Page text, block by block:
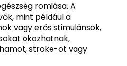
romlása. A
mint például a
vagy erős stimulánsok,
okozhatnak,
stroke-ot vagy